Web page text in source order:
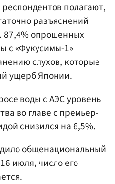
полагают,
разъяснений
87,4% опрошенных
с «Фукусимы-1»
слухов, которые
ущерб Японии.
воды с АЭС уровень
во главе с премьер-
снизился на 6,5%.
общенациональный
июля, число его